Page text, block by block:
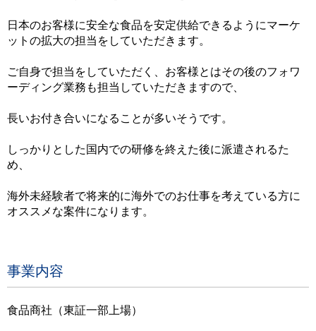
日本のお客様に安全な食品を安定供給できるようにマーケ
ットの拡大の担当をしていただきます。
ご自身で担当をしていただく、お客様とはその後のフォワ
ーディング業務も担当していただきますので、
長いお付き合いになることが多いそうです。
しっかりとした国内での研修を終えた後に派遣されるた
め、
海外未経験者で将来的に海外でのお仕事を考えている方に
オススメな案件になります。
事業内容
食品商社（東証一部上場）